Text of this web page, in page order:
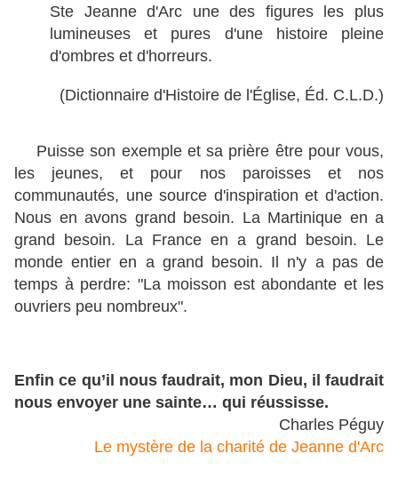
Ste Jeanne d'Arc une des figures les plus
lumineuses et pures d'une histoire pleine
d'ombres et d'horreurs.
(Dictionnaire d'Histoire de l'Église, Éd. C.L.D.)
Puisse son exemple et sa prière être pour vous,
les jeunes, et pour nos paroisses et nos
communautés, une source d'inspiration et d'action.
Nous en avons grand besoin. La Martinique en a
grand besoin. La France en a grand besoin. Le
monde entier en a grand besoin. Il n'y a pas de
temps à perdre: "La moisson est abondante et les
ouvriers peu nombreux".
Enfin ce qu’il nous faudrait, mon Dieu, il faudrait
nous envoyer une sainte… qui réussisse.
Charles Péguy
Le mystère de la charité de Jeanne d'Arc